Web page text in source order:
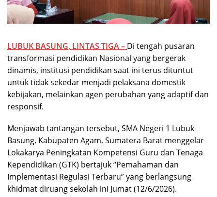
LUBUK BASUNG, LINTAS TIGA – Di tengah pusaran
transformasi pendidikan Nasional yang bergerak
dinamis, institusi pendidikan saat ini terus dituntut
untuk tidak sekedar menjadi pelaksana domestik
kebijakan, melainkan agen perubahan yang adaptif dan
responsif.
Menjawab tantangan tersebut, SMA Negeri 1 Lubuk
Basung, Kabupaten Agam, Sumatera Barat menggelar
Lokakarya Peningkatan Kompetensi Guru dan Tenaga
Kependidikan (GTK) bertajuk “Pemahaman dan
Implementasi Regulasi Terbaru” yang berlangsung
khidmat diruang sekolah ini Jumat (12/6/2026).